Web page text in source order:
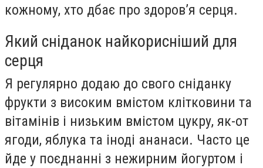
кожному, хто дбає про здоров’я серця.
Який сніданок найкорисніший для
серця
Я регулярно додаю до свого сніданку
фрукти з високим вмістом клітковини та
вітамінів і низьким вмістом цукру, як-от
ягоди, яблука та іноді ананаси. Часто це
йде у поєднанні з нежирним йогуртом і